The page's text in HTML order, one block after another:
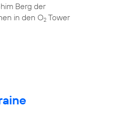
Berg der
in den O2 Tower